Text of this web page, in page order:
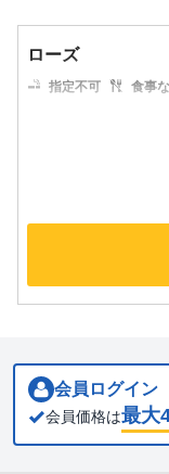
ローズ
指定不可 食事
会員ログイン
会員価格は最大